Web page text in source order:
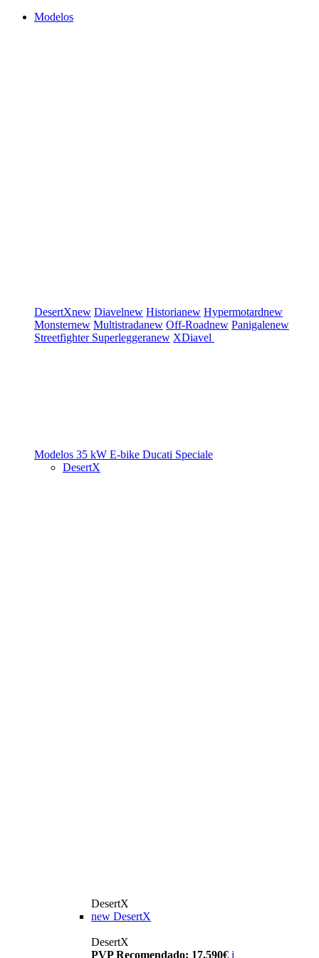
Modelos
DesertXnew Diavelnew Historianew Hypermotardnew
Monsternew Multistradanew Off-Roadnew Panigalenew
Streetfighter Superleggeranew XDiavel
Modelos 35 kW E-bike Ducati Speciale
DesertX
DesertX
new DesertX
DesertX
PVP Recomendado: 17.590€ i